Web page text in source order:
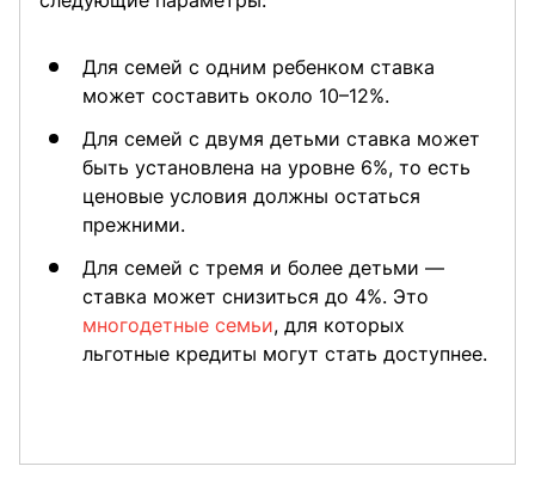
Для семей с одним ребенком ставка
может составить около 10–12%.
Для семей с двумя детьми ставка может
быть установлена на уровне 6%, то есть
ценовые условия должны остаться
прежними.
Для семей с тремя и более детьми —
ставка может снизиться до 4%. Это
многодетные семьи, для которых
льготные кредиты могут стать доступнее.